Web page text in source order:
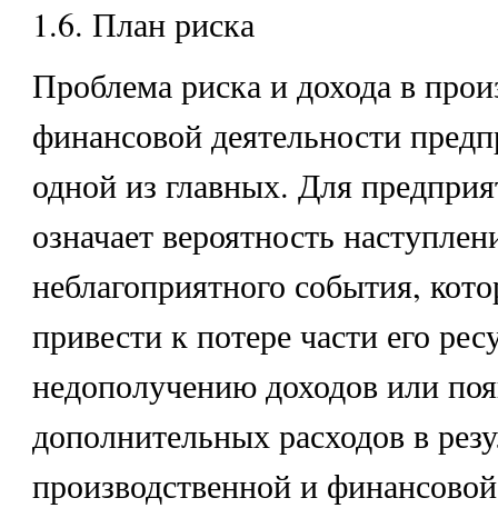
1.6. План риска
Проблема риска и дохода в
финансовой деятельности
одной из главных. Для
означает вероятность
неблагоприятного события,
привести к потере части его
недополучению доходов или
дополнительных расходов в
производственной и